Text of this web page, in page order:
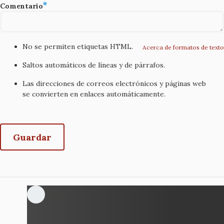
Comentario
Acerca de formatos de texto
No se permiten etiquetas HTML.
Saltos automáticos de líneas y de párrafos.
Las direcciones de correos electrónicos y páginas web
se convierten en enlaces automáticamente.